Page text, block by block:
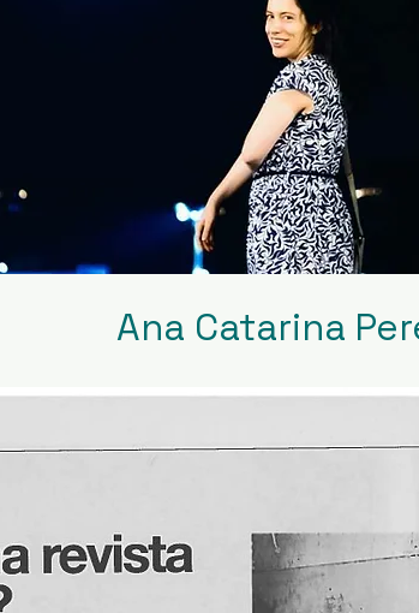
Ana Catarina